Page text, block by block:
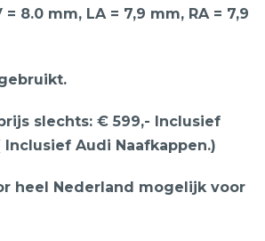
= 8.0 mm, LA = 7,9 mm, RA = 7,9
slechts: € 599,- Inclusief
Audi Naafkappen.)
heel Nederland mogelijk voor